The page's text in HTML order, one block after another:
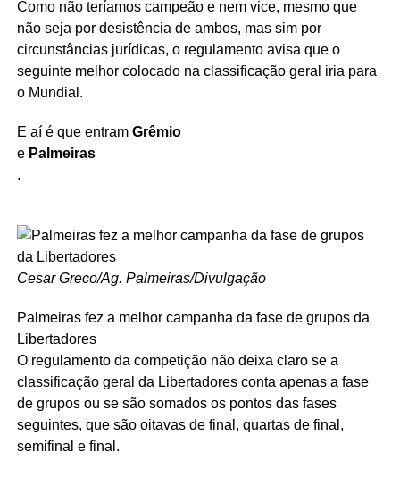
Como não teríamos campeão e nem vice, mesmo que
não seja por desistência de ambos, mas sim por
circunstâncias jurídicas, o regulamento avisa que o
seguinte melhor colocado na classificação geral iria para
o Mundial.
E aí é que entram Grêmio
e Palmeiras
.
Cesar Greco/Ag. Palmeiras/Divulgação
Palmeiras fez a melhor campanha da fase de grupos da
Libertadores
O regulamento da competição não deixa claro se a
classificação geral da Libertadores conta apenas a fase
de grupos ou se são somados os pontos das fases
seguintes, que são oitavas de final, quartas de final,
semifinal e final.